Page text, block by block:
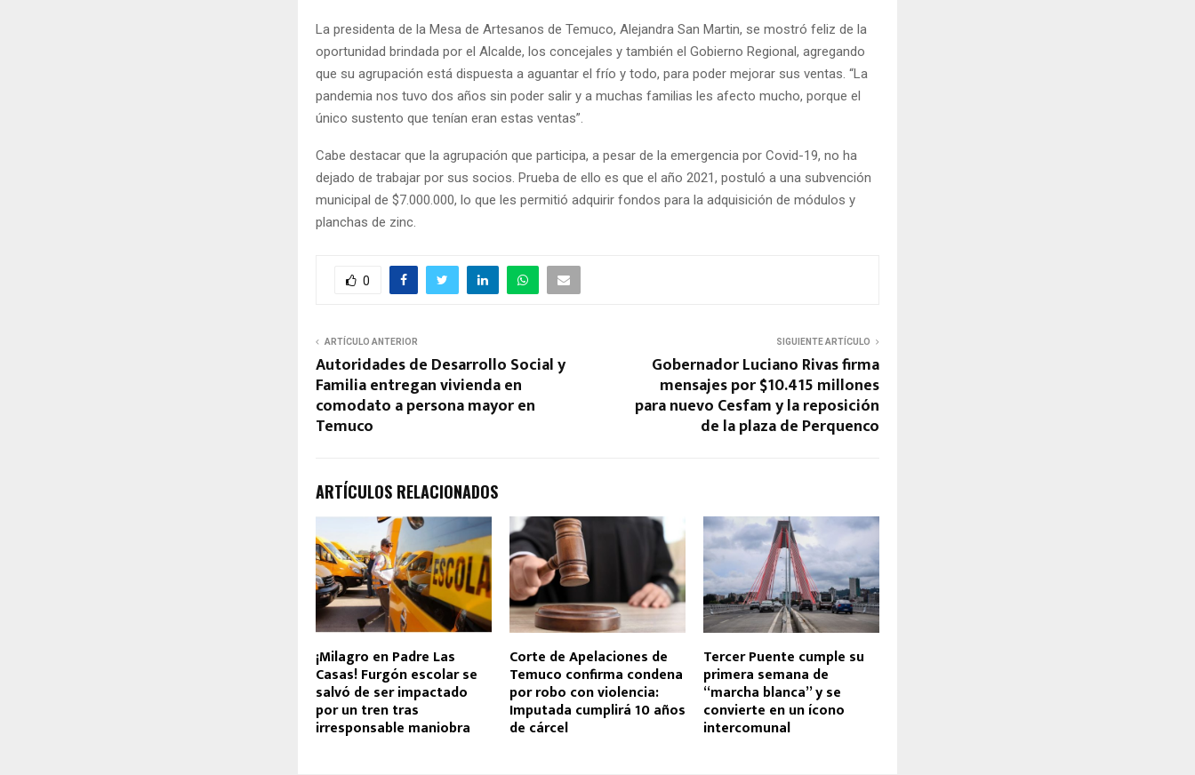
La presidenta de la Mesa de Artesanos de Temuco, Alejandra San Martin, se mostró feliz de la
oportunidad brindada por el Alcalde, los concejales y también el Gobierno Regional, agregando
que su agrupación está dispuesta a aguantar el frío y todo, para poder mejorar sus ventas. “La
pandemia nos tuvo dos años sin poder salir y a muchas familias les afecto mucho, porque el
único sustento que tenían eran estas ventas”.
Cabe destacar que la agrupación que participa, a pesar de la emergencia por Covid-19, no ha
dejado de trabajar por sus socios. Prueba de ello es que el año 2021, postuló a una subvención
municipal de $7.000.000, lo que les permitió adquirir fondos para la adquisición de módulos y
planchas de zinc.
0
ARTÍCULO ANTERIOR
Autoridades de Desarrollo Social y
Familia entregan vivienda en
comodato a persona mayor en
Temuco
SIGUIENTE ARTÍCULO
Gobernador Luciano Rivas firma
mensajes por $10.415 millones
para nuevo Cesfam y la reposición
de la plaza de Perquenco
ARTÍCULOS RELACIONADOS
¡Milagro en Padre Las
Casas! Furgón escolar se
salvó de ser impactado
por un tren tras
irresponsable maniobra
Corte de Apelaciones de
Temuco confirma condena
por robo con violencia:
Imputada cumplirá 10 años
de cárcel
Tercer Puente cumple su
primera semana de
“marcha blanca” y se
convierte en un ícono
intercomunal